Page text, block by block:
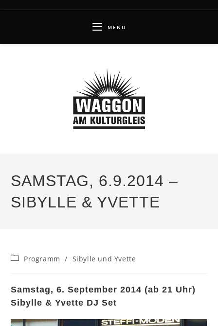
MENÜ
SAMSTAG, 6.9.2014 –
SIBYLLE & YVETTE
Beitrags-
Programm / Sibylle und Yvette
Samstag, 6. September 2014 (ab 21 Uhr)
Sibylle & Yvette DJ Set